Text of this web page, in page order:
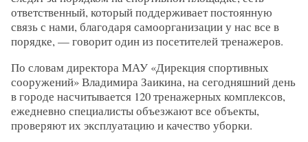
ответственный, который поддерживает постоянную
связь с нами, благодаря самоорганизации у нас все в
порядке, — говорит один из посетителей тренажеров.
По словам директора МАУ «Дирекция спортивных
сооружений» Владимира Заикина, на сегодняшний день
в городе насчитывается 120 тренажерных комплексов,
ежедневно специалисты объезжают все объекты,
проверяют их эксплуатацию и качество уборки.